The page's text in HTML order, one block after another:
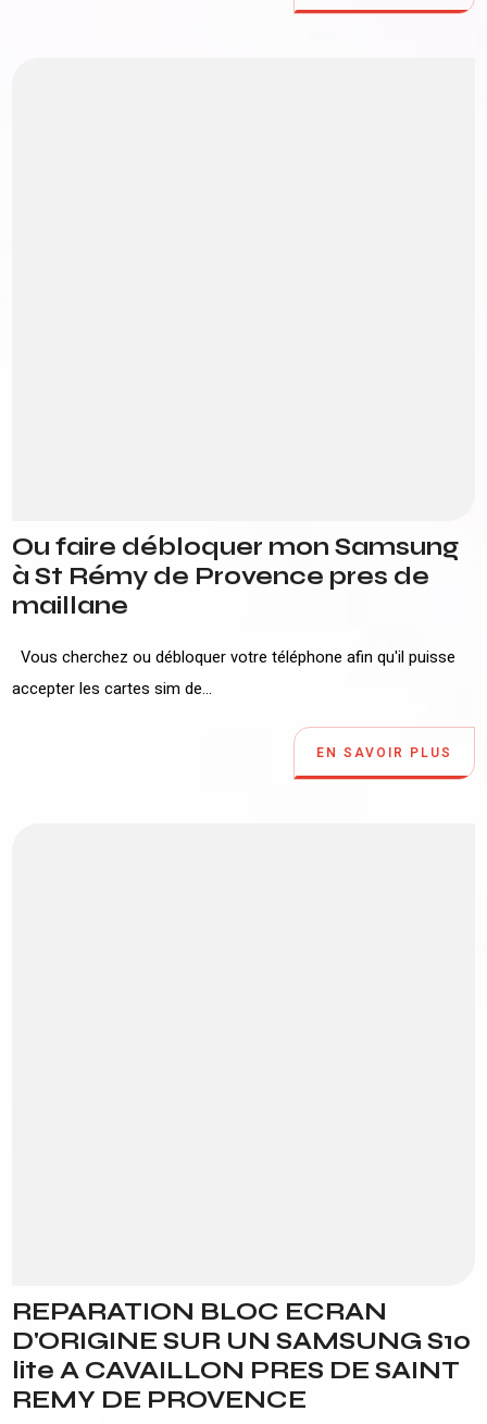
Ou faire débloquer mon Samsung
à St Rémy de Provence pres de
maillane
Vous cherchez ou débloquer votre téléphone afin qu'il puisse
accepter les cartes sim de...
EN SAVOIR PLUS
REPARATION BLOC ECRAN
D'ORIGINE SUR UN SAMSUNG S10
lite A CAVAILLON PRES DE SAINT
REMY DE PROVENCE